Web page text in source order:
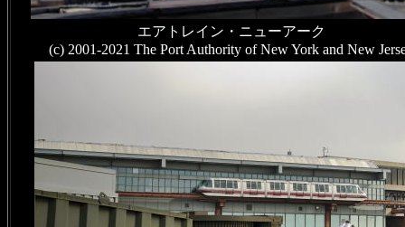
エアトレイン・ニューアーク
(c) 2001-2021 The Port Authority of New York and New